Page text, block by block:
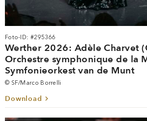
Foto-ID: #295366
Werther 2026: Adèle Charvet
Orchestre symphonique de la
Symfonieorkest van de Munt
© SF/Marco Borrelli
Download